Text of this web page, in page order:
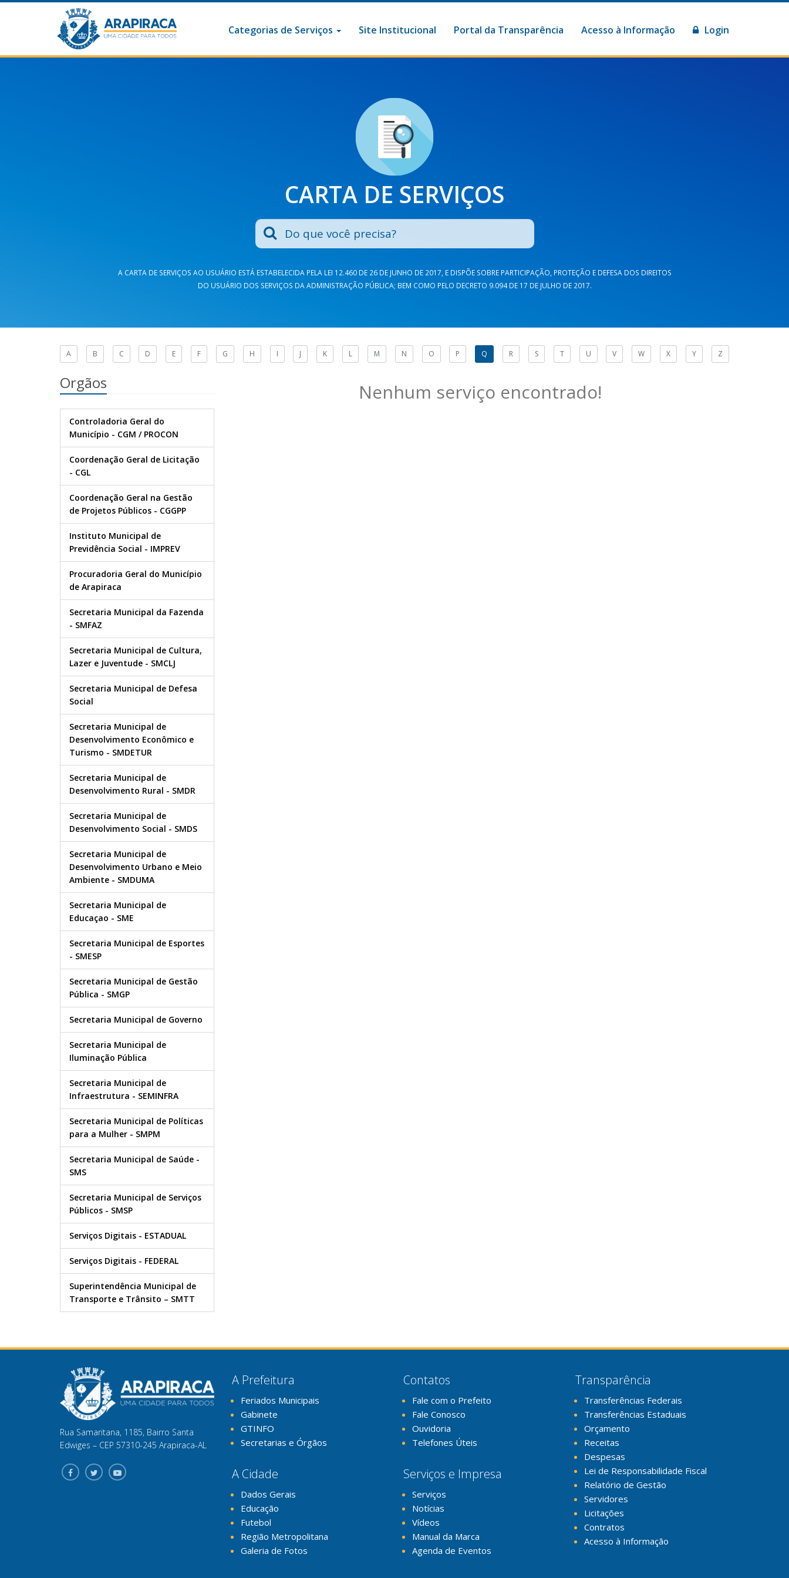
Categorias de Serviços Site Institucional Portal da Transparência Acesso à Informação Login
CARTA DE SERVIÇOS
A CARTA DE SERVIÇOS AO USUÁRIO ESTÁ ESTABELECIDA PELA LEI 12.460 DE 26 DE JUNHO DE 2017, E DISPÕE SOBRE PARTICIPAÇÃO, PROTEÇÃO E DEFESA DOS DIREITOS
DO USUÁRIO DOS SERVIÇOS DA ADMINISTRAÇÃO PÚBLICA; BEM COMO PELO DECRETO 9.094 DE 17 DE JULHO DE 2017.
A B C D E F G H I J K L M N O P Q R S T U V W X Y Z
Orgãos
Controladoria Geral do
Município - CGM / PROCON
Coordenação Geral de Licitação
- CGL
Coordenação Geral na Gestão
de Projetos Públicos - CGGPP
Instituto Municipal de
Previdência Social - IMPREV
Procuradoria Geral do Município
de Arapiraca
Secretaria Municipal da Fazenda
- SMFAZ
Secretaria Municipal de Cultura,
Lazer e Juventude - SMCLJ
Secretaria Municipal de Defesa
Social
Secretaria Municipal de
Desenvolvimento Econômico e
Turismo - SMDETUR
Secretaria Municipal de
Desenvolvimento Rural - SMDR
Secretaria Municipal de
Desenvolvimento Social - SMDS
Secretaria Municipal de
Desenvolvimento Urbano e Meio
Ambiente - SMDUMA
Secretaria Municipal de
Educaçao - SME
Secretaria Municipal de Esportes
- SMESP
Secretaria Municipal de Gestão
Pública - SMGP
Secretaria Municipal de Governo
Secretaria Municipal de
Iluminação Pública
Secretaria Municipal de
Infraestrutura - SEMINFRA
Secretaria Municipal de Políticas
para a Mulher - SMPM
Secretaria Municipal de Saúde -
SMS
Secretaria Municipal de Serviços
Públicos - SMSP
Serviços Digitais - ESTADUAL
Serviços Digitais - FEDERAL
Superintendência Municipal de
Transporte e Trânsito – SMTT
Nenhum serviço encontrado!
Rua Samaritana, 1185, Bairro Santa
Edwiges – CEP 57310-245 Arapiraca-AL
A Prefeitura
Feriados Municipais
Gabinete
GTINFO
Secretarias e Órgãos
A Cidade
Dados Gerais
Educação
Futebol
Região Metropolitana
Galeria de Fotos
Contatos
Fale com o Prefeito
Fale Conosco
Ouvidoria
Telefones Úteis
Serviços e Impresa
Serviços
Notícias
Vídeos
Manual da Marca
Agenda de Eventos
Transparência
Transferências Federais
Transferências Estaduais
Orçamento
Receitas
Despesas
Lei de Responsabilidade Fiscal
Relatório de Gestão
Servidores
Licitações
Contratos
Acesso à Informação